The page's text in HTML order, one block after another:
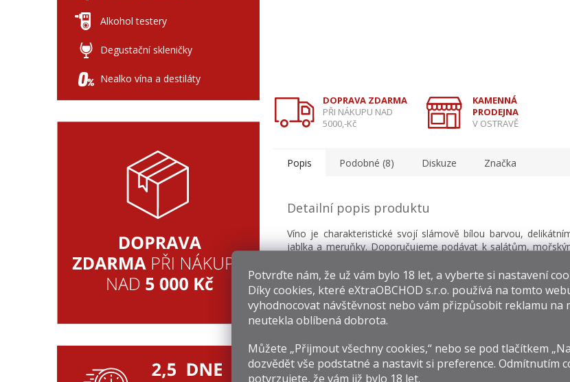
Potvrďte nám​​, že už vám bylo 18 let, a vyberte si nastavení
Díky cookies, které eXtraOBCHOD s.r.o. používá na tomto
vyhodnocovat návštěvnost nebo vám přizpůsobit reklamu na
neutekla oblíbená dobrota.
Můžete „Přijmout všechny cookies,“ nebo se pod tlačítkem
dozvědět vše podstatné a nastavit si preference. Odmítnutím
potvrzujete, že vám již bylo 18 let.
Alkohol testery
Degustační skleničky
Nealko vína a destiláty
DOPRAVA ZDARMA
PŘI NÁKUPU NAD
5000,-Kč
KAMENNÁ
PRODEJNA
V OSTRAVĚ
Popis Podobné (8) Diskuze Značka
Detailní popis produktu
Víno je charakteristické svojí slámově bílou barvou,
jablka a meruňky. Doporučujeme podávat k salátům,
Související produkty